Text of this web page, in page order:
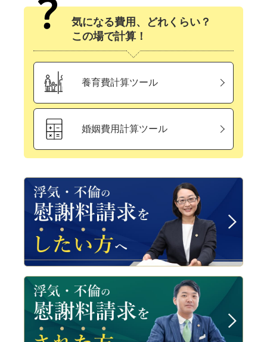
気になる費用、どれくらい？
この場で計算！
養育費計算ツール
婚姻費用計算ツール